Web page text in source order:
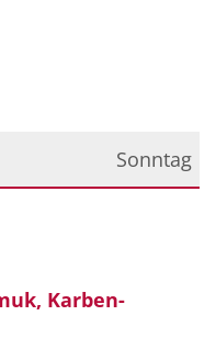
Sonntag
Karben-